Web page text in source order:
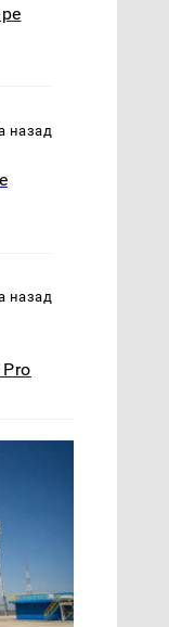
назад
назад